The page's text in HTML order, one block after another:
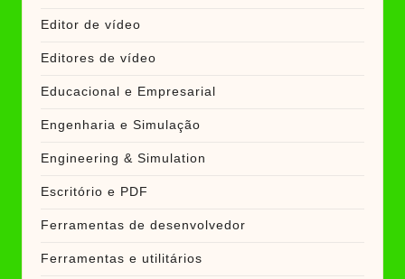
Editor de vídeo
Editores de vídeo
Educacional e Empresarial
Engenharia e Simulação
Engineering & Simulation
Escritório e PDF
Ferramentas de desenvolvedor
Ferramentas e utilitários